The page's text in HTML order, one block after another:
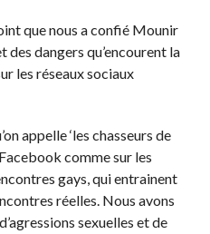
que nous a confié Mounir
des dangers qu’encourent la
les réseaux sociaux
appelle ‘les chasseurs de
comme sur les
gays, qui entrainent
réelles. Nous avons
sexuelles et de